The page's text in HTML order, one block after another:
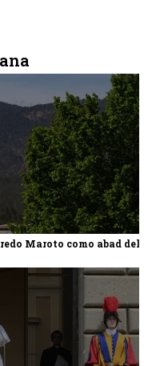
Maroto como abad del